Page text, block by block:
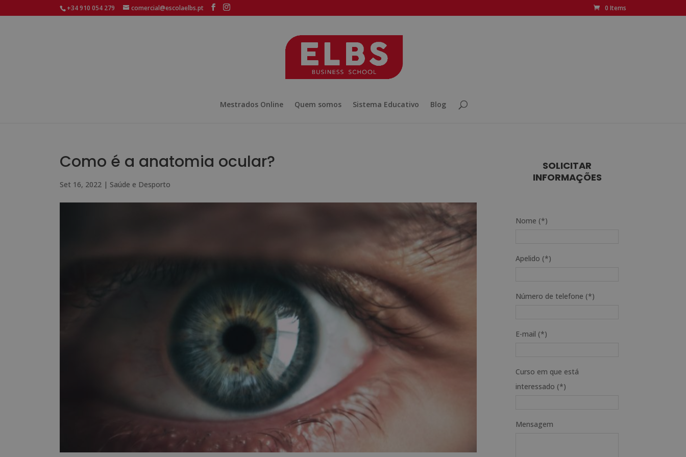
+34 910 054 279 comercial@escolaelbs.pt 0 Items
Mestrados Online Quem somos Sistema Educativo Blog
Como é a anatomia ocular?
Set 16, 2022 | Saúde e Desporto
SOLICITAR
INFORMAÇÕES
Nome (*)
Apelido (*)
Número de telefone (*)
E-mail (*)
Curso em que está
interessado (*)
Mensagem